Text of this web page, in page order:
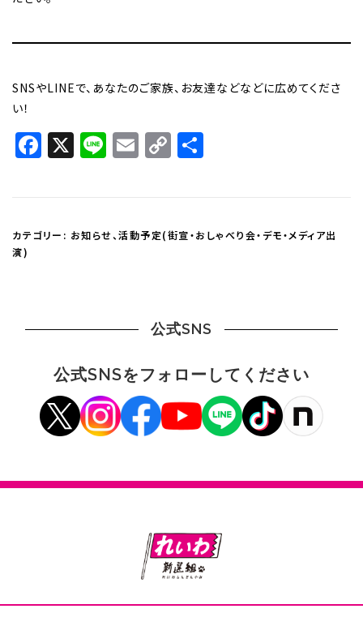
SNSやLINEで、あなたのご家族、お友達などなどに広めてくださ
い！
Facebook
X LineEmail
Copy
Link
カテゴリー: お知らせ、活動予定(街宣・おしゃべり会・デモ・メディア出
演)
公式SNS
公式SNSをフォローしてください